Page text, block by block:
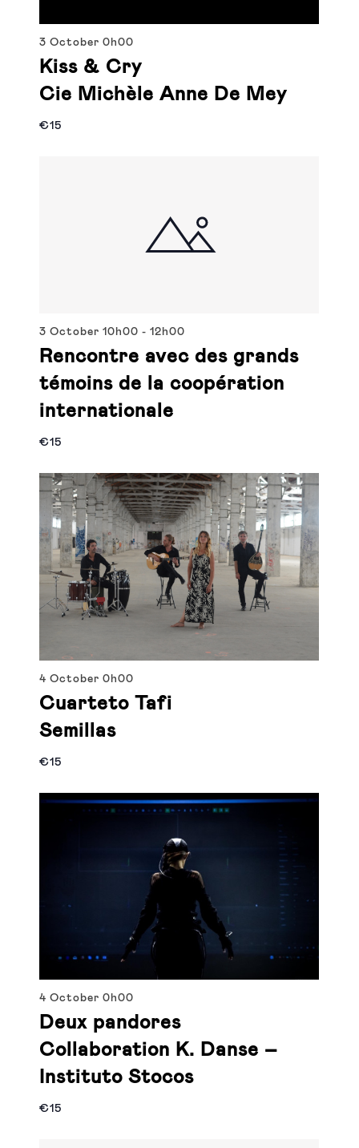
3 October0h00
Kiss & Cry
Cie Michèle Anne De Mey
€15
3 October10h00-12h00
Rencontre avec des grands
témoins de la coopération
internationale
€15
4 October0h00
Cuarteto Tafi
Semillas
€15
4 October0h00
Deux pandores
Collaboration K. Danse –
Instituto Stocos
€15